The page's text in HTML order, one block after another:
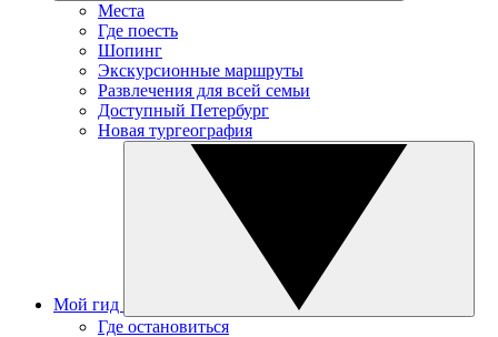
Места
Где поесть
Шопинг
Экскурсионные маршруты
Развлечения для всей семьи
Доступный Петербург
Новая тургеография
Мой гид
Где остановиться